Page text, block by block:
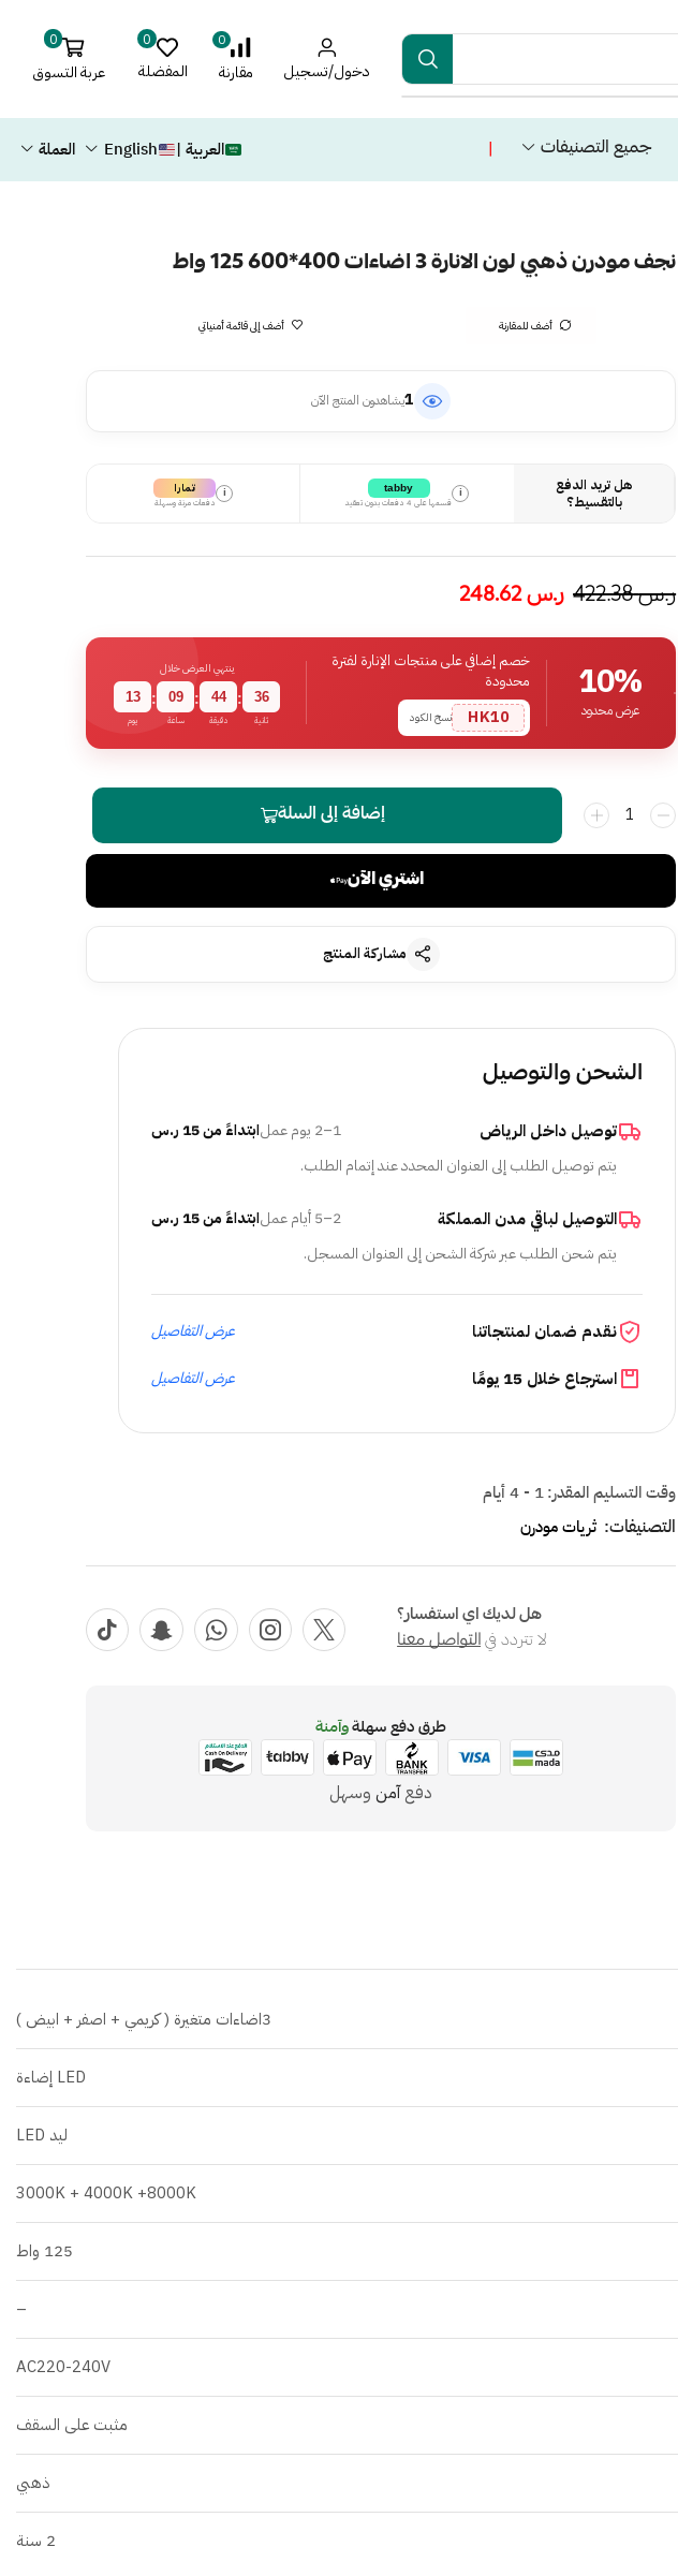
دخول/تسجيل
0
مقارنة
0
المفضلة
0
عربة التسوق
جميع التصنيفات ❘ العربية | English العملة
نجف مودرن ذهبي لون الانارة 3 اضاءات 400*600 125 واط
أضف للمقارنة أضف إلى قائمة أمنياتي
1يشاهدون المنتج الآن
هل تريد الدفع
بالتقسيط؟
i
tabby
قسمها على 4 دفعات بدون تعقيد
i تمارا
دفعات مرنة وسهلة
ر.س422.38 ر.س248.62
10%
عرض محدود
خصم إضافي على منتجات الإنارة لفترة
محدودة
HK10 نسخ الكود
ينتهي العرض خلال
13
يوم
: 09
ساعة
: 44
دقيقة
: 35
ثانية
إضافة إلى السلة
اشتري الآن
مشاركة المنتج
الشحن والتوصيل
توصيل داخل الرياض 1–2 يوم عمل
ابتداءً من 15 ر.س
يتم توصيل الطلب إلى العنوان المحدد عند إتمام الطلب.
التوصيل لباقي مدن المملكة 2–5 أيام عمل
ابتداءً من 15 ر.س
يتم شحن الطلب عبر شركة الشحن إلى العنوان المسجل.
نقدم ضمان لمنتجاتنا عرض التفاصيل
استرجاع خلال 15 يومًا عرض التفاصيل
وقت التسليم المقدر:1 - 4 أيام
التصنيفات: ثريات مودرن
هل لديك اي استفسار؟
لا تتردد فيالتواصل معنا
طرق دفع سهلةوآمنة
دفعآمنوسهل
3اضاءات متغيرة ( كريمي + اصفر + ابيض )
LED إضاءة
ليد LED
3000K + 4000K +8000K
125 واط
–
AC220-240V
مثبت على السقف
ذهبي
2 سنة